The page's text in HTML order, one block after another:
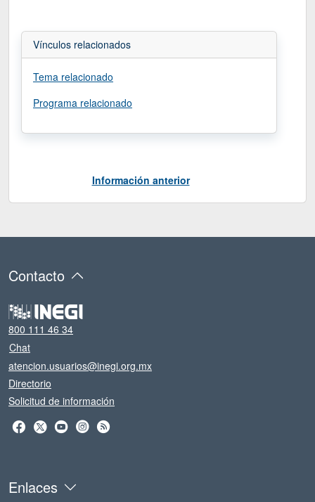
Vínculos relacionados
Tema relacionado
Programa relacionado
Información anterior
Contacto
800 111 46 34
Chat
atencion.usuarios@inegi.org.mx
Directorio
Solicitud de información
Enlaces